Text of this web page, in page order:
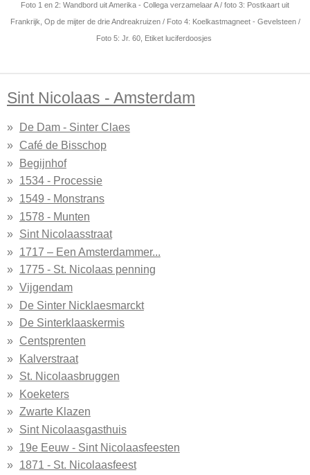
Foto 1 en 2: Wandbord uit Amerika - Collega verzamelaar A / foto 3: Postkaart uit
Frankrijk, Op de mijter de drie Andreakruizen / Foto 4: Koelkastmagneet - Gevelsteen /
Foto 5: Jr. 60, Etiket luciferdoosjes
Sint Nicolaas - Amsterdam
De Dam - Sinter Claes
Café de Bisschop
Begijnhof
1534 - Processie
1549 - Monstrans
1578 - Munten
Sint Nicolaasstraat
1717 – Een Amsterdammer...
1775 - St. Nicolaas penning
Vijgendam
De Sinter Nicklaesmarckt
De Sinterklaaskermis
Centsprenten
Kalverstraat
St. Nicolaasbruggen
Koeketers
Zwarte Klazen
Sint Nicolaasgasthuis
19e Eeuw - Sint Nicolaasfeesten
1871 - St. Nicolaasfeest